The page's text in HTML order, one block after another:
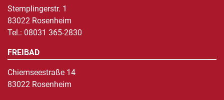
Stemplingerstr. 1
83022 Rosenheim
Tel.: 08031 365-2830
Freibad
Chiemseestraße 14
83022 Rosenheim